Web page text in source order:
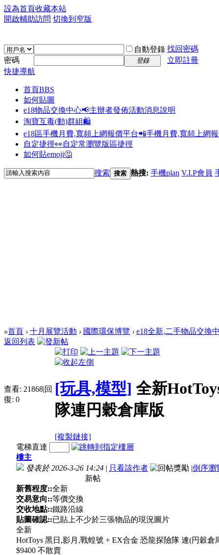
設為首頁收藏本站
開啟輔助訪問 切換到窄版
自動登錄 找回密碼
密碼
登錄
立即註冊
快捷導航
首頁BBS
如何貼圖
e18物品交換中心📢主辦者發佈活動消息說明
淘寶互毒(動)群組🛍️
e18區手機月費,寬頻上網報價平台📲手機月費,寬頻上網
自定捷徑👀自定常瀏覽版區捷徑
如何貼emoji🤔
搜索 搜索 熱搜: 手機plan V.I.P會員
»首頁 › 十月展覽活動 › 國際環保博覽 › e18全新,二手物品交換
返回列表
查看: 21868|回
復: 0
[玩具,模型] 全新
隊連円穀倉庫版
[複製鏈接]
電梯直達
樓主
發表於 2026-3-26 14:24 | 只看該作者 |倒序瀏
新帖
新舊程度::全新
交易意向::等價交換
交收地點::鐵路沿線
貼圖確認::已貼上不少於三張物品的現況圖片
全新
HotToys 黑日,影月,戰蝗號 + EX合金 恐龍探險隊 連(円穀倉
$9400 不散賣